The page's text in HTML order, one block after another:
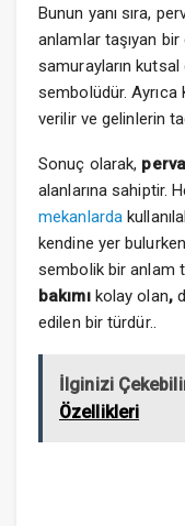
Bunun yanı sıra,
anlamlar taşıyan
samurayların
sembolüdür. Ayrıca
verilir ve gelinlerin
Sonuç olarak,
alanlarına sahiptir.
mekanlarda
kendine yer
sembolik bir anlam
bakımı kolay olan,
edilen bir türdür..
İlginizi
Özellikleri